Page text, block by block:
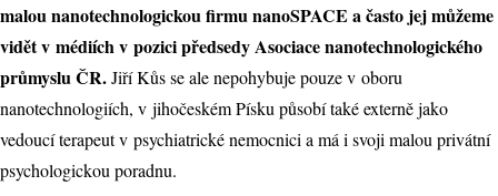
malou nanotechnologickou firmu nanoSPACE a často jej můžeme
vidět v médiích v pozici předsedy Asociace nanotechnologického
průmyslu ČR.Jiří Kůs se ale nepohybuje pouze v oboru
nanotechnologiích, v jihočeském Písku působí také externě jako
vedoucí terapeut v psychiatrické nemocnici a má i svoji malou privátní
psychologickou poradnu.